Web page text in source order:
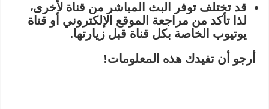
قد تختلف توفر البث المباشر من قناة لأخرى،
لذا تأكد من مراجعة الموقع الإلكتروني أو قناة
يوتيوب الخاصة بكل قناة قبل زيارتها.
أرجو أن تفيدك هذه المعلومات!